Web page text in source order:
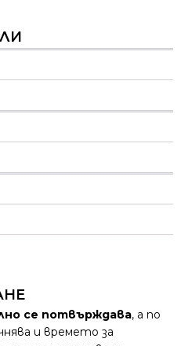
се потвърждава, а по
и времето за